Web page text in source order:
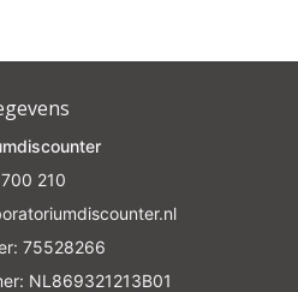
210
75528266
NL869321213B01